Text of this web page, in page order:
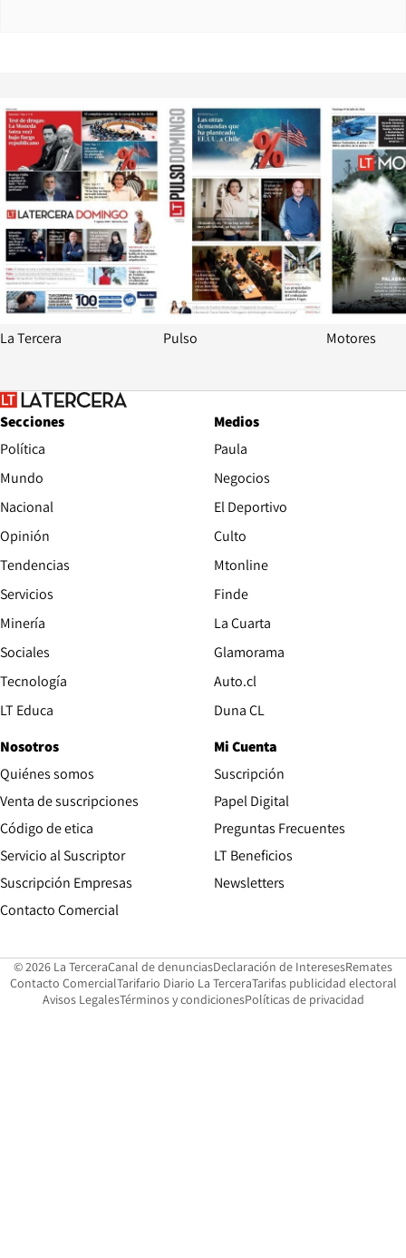
Opens in new window
La Tercera
Opens in
Pulso Motores
Secciones
Política
Mundo
Nacional
Opinión
Tendencias
Servicios
Minería
Sociales
Tecnología
LT Educa
Medios
Paula
Negocios
El Deportivo
Culto
Mtonline
Finde
La Cuarta
Glamorama
Auto.clOpens in new window
Duna CLOpens in new window
Nosotros
Quiénes somos
Venta de suscripciones
Código de etica Opens in new window
Servicio al Suscriptor
Suscripción Empresas
Contacto ComercialOpens in new window
Mi Cuenta
Suscripción
Papel DigitalOpens in new
Preguntas Frecuentes
LT Beneficios
Newsletters
© 2026 La TerceraCanal de denunciasOpens in new window
Declaración de InteresesOpens in
Remates
Contacto ComercialOpens in new window
Tarifario Diario La TerceraOpens in new window
Tarifas publicidad electoral
Avisos LegalesOpens in new window
Términos y condicionesPolíticas de privacidad